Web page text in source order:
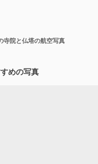
寺院と仏塔の航空写真
めの写真